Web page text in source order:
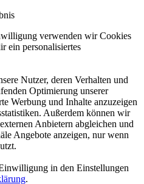
verwenden wir Cookies
ein personalisiertes
Nutzer, deren Verhalten und
Optimierung unserer
Werbung und Inhalte anzuzeigen
Außerdem können wir
Anbietern abgleichen und
Angebote anzeigen, nur wenn
in den Einstellungen
.